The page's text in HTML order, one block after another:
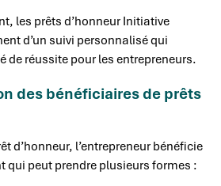
les prêts d’honneur Initiative
d’un suivi personnalisé qui
de réussite pour les entrepreneurs.
des bénéficiaires de prêts
d’honneur, l’entrepreneur bénéficie
qui peut prendre plusieurs formes :